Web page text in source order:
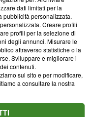
Carlo Frasca, 3 - 6900
dati limitati per la
pubblicità personalizzata.
Creare profili
profili per la selezione di
degli annunci. Misurare le
attraverso statistiche o la
Sviluppare e migliorare i
contenuti.
sul sito e per modificare,
a consultare la nostra